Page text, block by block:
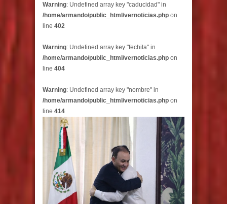
Warning: Undefined array key "caducidad" in
/home/armando/public_html/vernoticias.php on
line 402
Warning: Undefined array key "fechita" in
/home/armando/public_html/vernoticias.php on
line 404
Warning: Undefined array key "nombre" in
/home/armando/public_html/vernoticias.php on
line 414